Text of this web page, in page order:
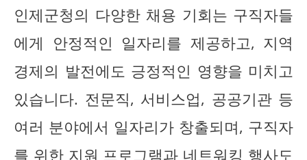
인제군청의 다양한 채용 기회는 구직자들
에게 안정적인 일자리를 제공하고, 지역
경제의 발전에도 긍정적인 영향을 미치고
있습니다. 전문직, 서비스업, 공공기관 등
여러 분야에서 일자리가 창출되며, 구직자
를 위한 지원 프로그램과 네트워킹 행사도